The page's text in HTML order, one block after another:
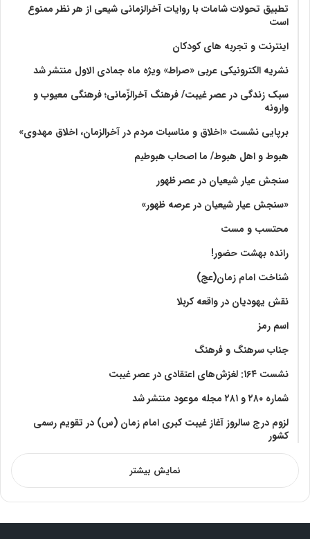
تطبیق تحولات شامات با روایات آخرالزمانی شیعی از هر نظر ممنوع
است
اینترنت و تجربه های کودکان
نشریه الکترونیکی عربی «صراط» ویژه ماه جمادی الاول منتشر شد
سبک زندگی در عصر غیبت/ فرهنگ آخرالزّمانی؛ فرهنگی معیوب و
وارونه
برپایی نشست «اخلاق و مناسبات مردم در آخرالزمان، اخلاق مهدوی»
هبوط و اهل هبوط/ ما اصحاب هبوطیم
سنجش عیار شیعیان در عصر ظهور
«سنجش عیار شیعیان در عرصه ظهور»
محتسب و مست
رانده بهشت‌ حضور!
شناخت امام زمان(عج)
نقش یهودیان در واقعه کربلا
اسم رمز
جناب سرهنگ و فرهنگ
نشست ۱۶۴: لغزش‌های اعتقادی در عصر غیبت
شماره ۲۸۰ و ۲۸۱ مجله موعود منتشر شد
لزوم درج سالروز آغاز غیبت کبری امام زمان (س) در تقویم رسمی
کشور
نمایش بیشتر